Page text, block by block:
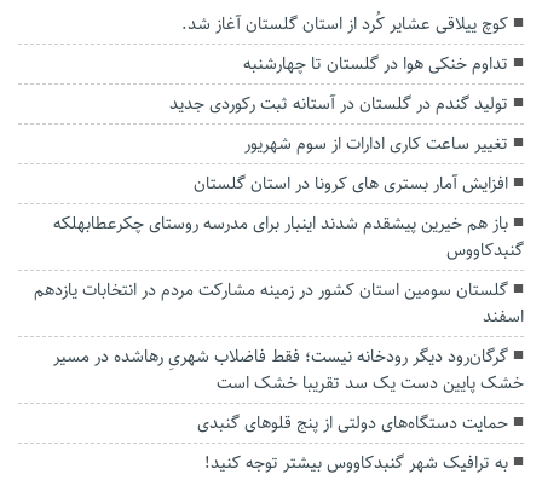
کوچ ییلاقی عشایر کُرد از استان گلستان آغاز شد.
تداوم خنکی هوا در گلستان تا چهارشنبه
تولید گندم در گلستان در آستانه ثبت رکوردی جدید
تغییر ساعت کاری ادارات از سوم شهریور
افزایش آمار بستری های کرونا در استان گلستان
باز هم خیرین پیشقدم شدند اینبار برای مدرسه روستای چکرعطابهلکه
گنبدکاووس
گلستان سومین استان کشور در زمینه مشارکت مردم در انتخابات یازدهم
اسفند
گرگان‌رود دیگر رودخانه نیست؛ فقط فاضلاب شهریِ رهاشده در مسیر
خشک پایین دست یک سد تقریبا خشک است
حمایت دستگاه‌های دولتی از پنج قلوهای گنبدی
به ترافیک شهر گنبدکاووس بیشتر توجه کنید!